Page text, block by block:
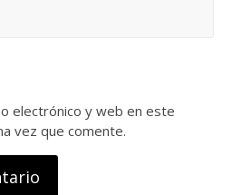
electrónico y web en este
vez que comente.